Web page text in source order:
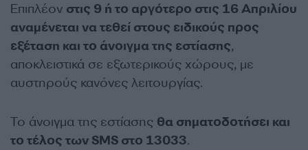
Επιπλέον στις 9 ή το αργότερο στις 16 Απριλίου
αναμένεται να τεθεί στους ειδικούς προς
εξέταση και το άνοιγμα της εστίασης,
αποκλειστικά σε εξωτερικούς χώρους, με
αυστηρούς κανόνες λειτουργίας.
Το άνοιγμα της εστίασης θα σηματοδοτήσει και
το τέλος των SMS στο 13033.